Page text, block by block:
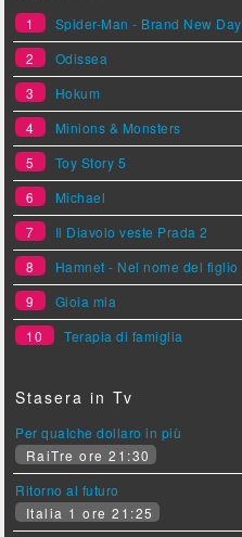
1
Spider-Man - Brand New Day
2
Odissea
3
Hokum
4
Minions & Monsters
5
Toy Story 5
6
Michael
7
Il Diavolo veste Prada 2
8
Hamnet - Nel nome del figlio
9
Gioia mia
10
Terapia di famiglia
Stasera in Tv
Per qualche dollaro in più
RaiTre ore 21:30
Ritorno al futuro
Italia 1 ore 21:25